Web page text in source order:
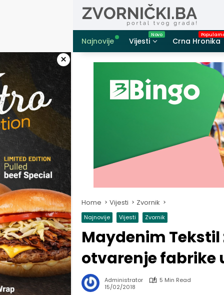
Najnovije
Vijesti Crna Hronika
×
Home Vijesti Zvornik
Najnovije Vijesti Zvornik
Maydenim
otvarenje fabrike
Administrator
5 Min Read
15/02/2018